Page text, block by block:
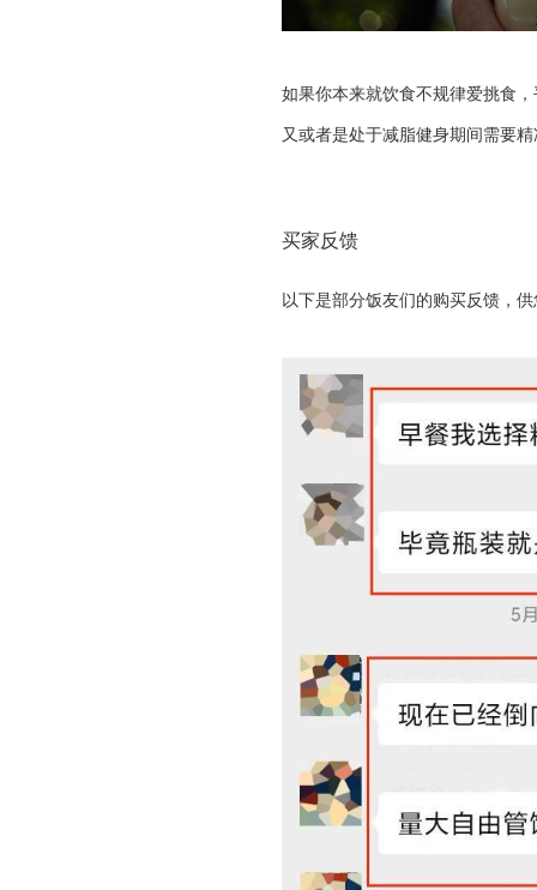
如果你本来就饮食不规律爱挑食
又或者是处于减脂健身期间需要
买家反馈
以下是部分饭友们的购买反馈，